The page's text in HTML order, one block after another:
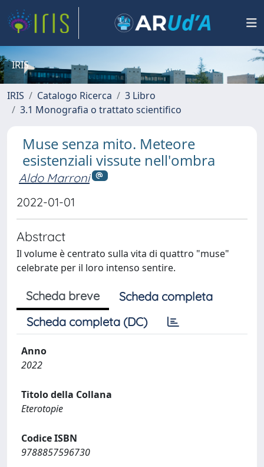
IRIS
IRIS Catalogo Ricerca
3 Libro
3.1 Monografia o trattato scientifico
Muse senza mito. Meteore
esistenziali vissute nell'ombra
Aldo Marroni
2022-01-01
Abstract
Il volume è centrato sulla vita di quattro "muse"
celebrate per il loro intenso sentire.
Scheda breve
Scheda completa
Scheda completa (DC)
Anno
2022
Titolo della Collana
Eterotopie
Codice ISBN
9788857596730